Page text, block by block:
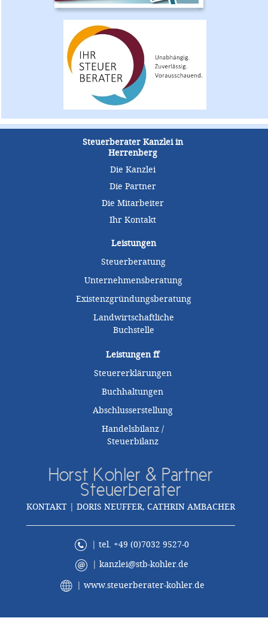
Steuerberater Kanzlei in
Herrenberg
Die Kanzlei
Die Partner
Die Mitarbeiter
Ihr Kontakt
Leistungen
Steuerberatung
Unternehmensberatung
Existenzgründungsberatung
Landwirtschaftliche
Buchstelle
Leistungenff
Steuererklärungen
Buchhaltungen
Abschlusserstellung
Handelsbilanz /
Steuerbilanz
Horst Kohler & Partner
Steuerberater
KONTAKT | DORIS NEUFFER, CATHRIN AMBACHER
| tel. +49 (0)7032 9527-0
| kanzlei@stb-kohler.de
| www.steuerberater-kohler.de